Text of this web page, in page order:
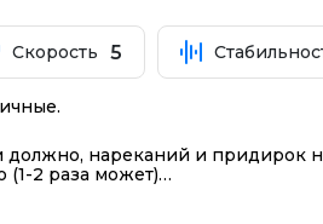
Скорость 5
должно, нареканий и придирок
(1-2 раза может)…